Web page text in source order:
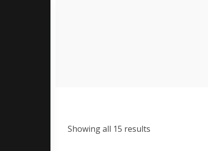
Showing all 15 results